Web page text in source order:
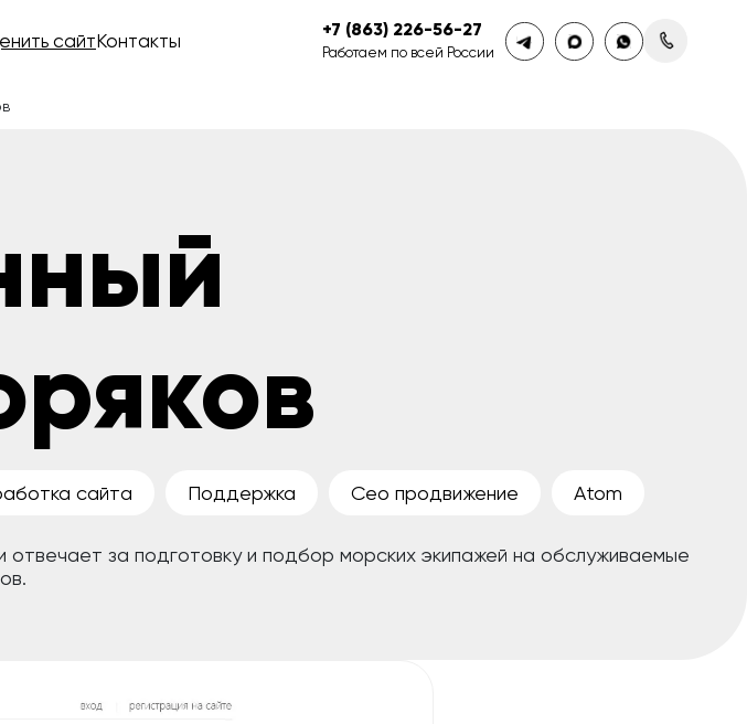
сайтКонтакты +7 (863) 226-56-27
Работаем по всей России
сайта Поддержка Сео продвижение Atom
за подготовку и подбор морских экипажей на обслуживаемые